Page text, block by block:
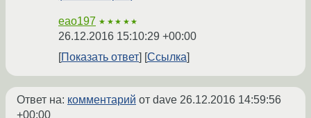
eao197 ★★★★★
26.12.2016 15:10:29 +00:00
Показать ответ
Ссылка
Ответ на: комментарий от dave 26.12.2016 14:59:56
+00:00